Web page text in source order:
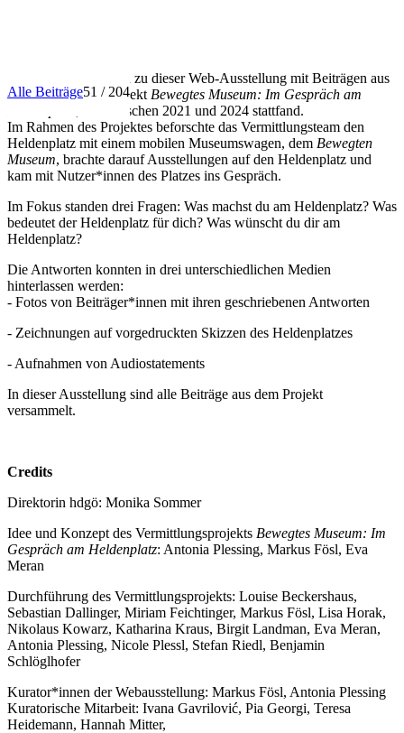
Herzlich willkommen zu dieser Web-Ausstellung mit Beiträgen aus
dem Vermittlungsprojekt Bewegtes Museum: Im Gespräch am
, das zwischen 2021 und 2024 stattfand.
Im Rahmen des Projektes beforschte das Vermittlungsteam den
Heldenplatz mit einem mobilen Museumswagen, dem Bewegten
Museum, brachte darauf Ausstellungen auf den Heldenplatz und
kam mit Nutzer*innen des Platzes ins Gespräch.
Im Fokus standen drei Fragen: Was machst du am Heldenplatz? Was
bedeutet der Heldenplatz für dich? Was wünscht du dir am
Heldenplatz?
Die Antworten konnten in drei unterschiedlichen Medien
hinterlassen werden:
- Fotos von Beiträger*innen mit ihren geschriebenen Antworten
- Zeichnungen auf vorgedruckten Skizzen des Heldenplatzes
- Aufnahmen von Audiostatements
In dieser Ausstellung sind alle Beiträge aus dem Projekt
versammelt.
Credits
Direktorin hdgö: Monika Sommer
Idee und Konzept des Vermittlungsprojekts Bewegtes Museum: Im
Gespräch am Heldenplatz: Antonia Plessing, Markus Fösl, Eva
Meran
Durchführung des Vermittlungsprojekts: Louise Beckershaus,
Sebastian Dallinger, Miriam Feichtinger, Markus Fösl, Lisa Horak,
Nikolaus Kowarz, Katharina Kraus, Birgit Landman, Eva Meran,
Antonia Plessing, Nicole Plessl, Stefan Riedl, Benjamin
Schlöglhofer
Kurator*innen der Webausstellung: Markus Fösl, Antonia Plessing
Kuratorische Mitarbeit: Ivana Gavrilović, Pia Georgi, Teresa
Heidemann, Hannah Mitter,
Alle Beiträge51 / 204